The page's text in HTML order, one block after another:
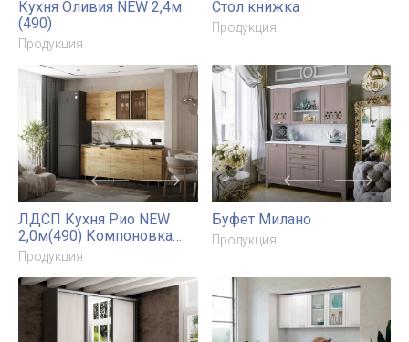
NEW
Кухня Оливия NEW 2,4м
(490)
Продукция
Стол книжка
Продукция